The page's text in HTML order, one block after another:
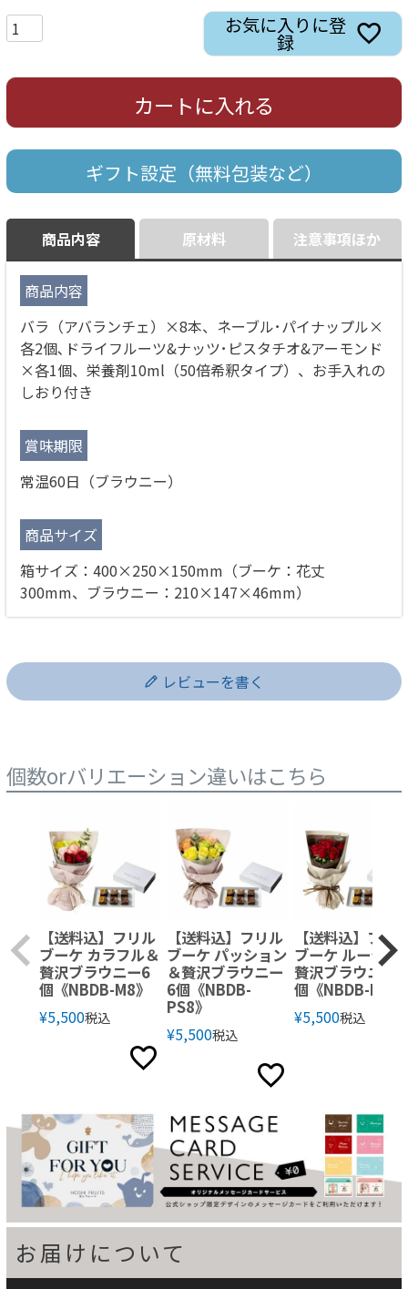
お気に入りに登
録
カートに入れる
ギフト設定（無料包装など）
商品内容
商品内容
バラ（アバランチェ）×8本、ネーブル･パイナップル×
各2個､ドライフルーツ&ナッツ･ピスタチオ&アーモンド
×各1個、栄養剤10ml（50倍希釈タイプ）、お手入れの
しおり付き
賞味期限
常温60日（ブラウニー）
商品サイズ
箱サイズ：400×250×150mm（ブーケ：花丈
300mm、ブラウニー：210×147×46mm）
原材料 注意事項ほか
レビューを書く
個数orバリエーション違いはこちら
【送料込】フリル
ブーケ カラフル＆
贅沢ブラウニー6
個《NBDB-M8》
¥5,500税込
【送料込】フリル
ブーケ パッション
＆贅沢ブラウニー
6個《NBDB-
PS8》
¥5,500税込
【送料込】フリ
ブーケ ルージュ
贅沢ブラウニー6
個《NBDB-R8》
¥5,500税込
お届けについて